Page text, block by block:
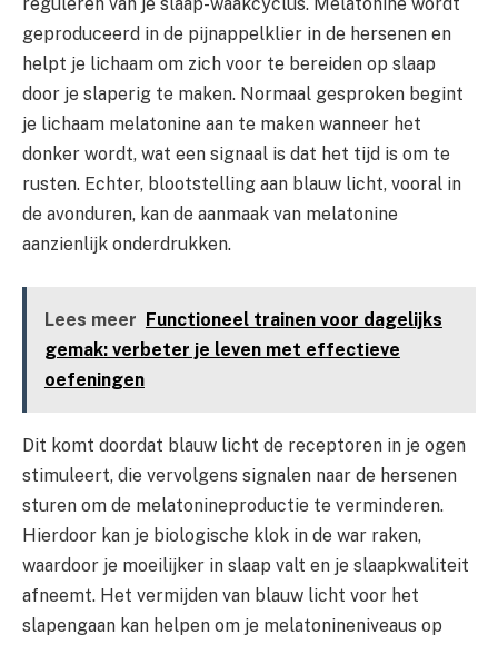
reguleren van je slaap-waakcyclus. Melatonine wordt
geproduceerd in de pijnappelklier in de hersenen en
helpt je lichaam om zich voor te bereiden op slaap
door je slaperig te maken. Normaal gesproken begint
je lichaam melatonine aan te maken wanneer het
donker wordt, wat een signaal is dat het tijd is om te
rusten. Echter, blootstelling aan blauw licht, vooral in
de avonduren, kan de aanmaak van melatonine
aanzienlijk onderdrukken.
Lees meer Functioneel trainen voor dagelijks
gemak: verbeter je leven met effectieve
oefeningen
Dit komt doordat blauw licht de receptoren in je ogen
stimuleert, die vervolgens signalen naar de hersenen
sturen om de melatonineproductie te verminderen.
Hierdoor kan je biologische klok in de war raken,
waardoor je moeilijker in slaap valt en je slaapkwaliteit
afneemt. Het vermijden van blauw licht voor het
slapengaan kan helpen om je melatonineniveaus op